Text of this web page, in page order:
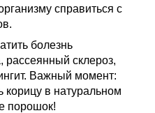
справиться с
болезнь
рассеянный склероз,
Важный момент:
корицу в натуральном
порошок!